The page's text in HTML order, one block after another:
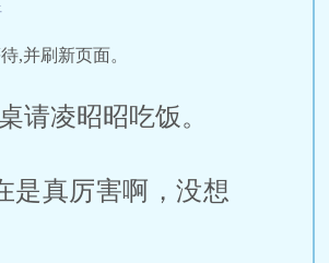
,并刷新页面。
请凌昭昭吃饭。
是真厉害啊，没想